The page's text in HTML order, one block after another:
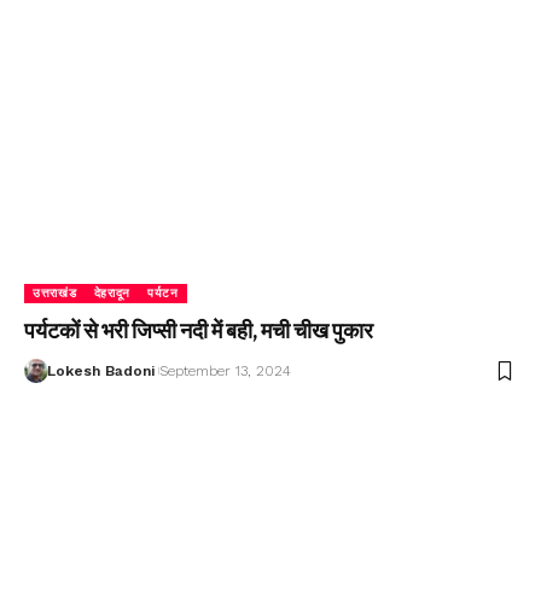
उत्तराखंड देहरादून पर्यटन
पर्यटकों से भरी जिप्सी नदी में बही, मची चीख पुकार
Lokesh Badoni September 13, 2024